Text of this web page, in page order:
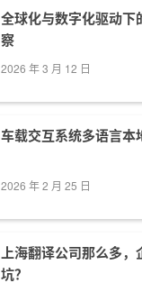
全球化与数字化驱动下
察
2026 年 3 月 12 日
车载交互系统多语言本
2026 年 2 月 25 日
上海翻译公司那么多，
坑？